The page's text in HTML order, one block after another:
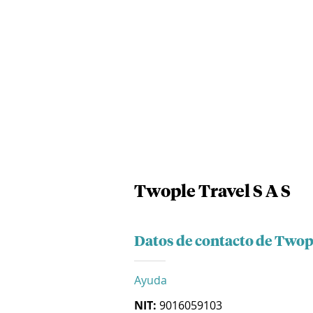
Twople Travel S A S
Datos de contacto de
Ayuda
NIT: 9016059103